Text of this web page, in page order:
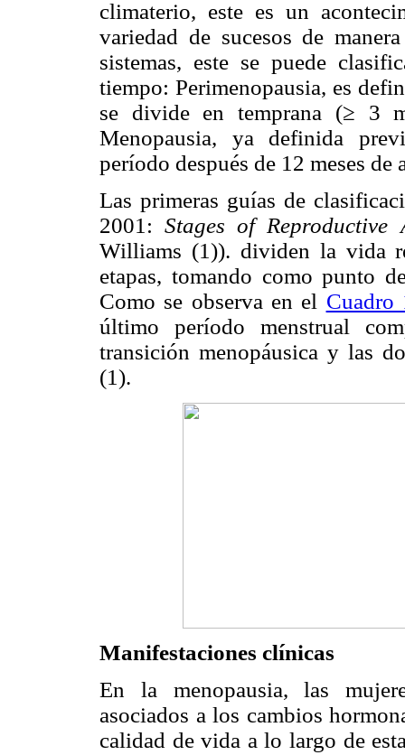
climaterio, este es un
variedad de sucesos de
sistemas, este se puede
tiempo: Perimenopausia, es
se divide en temprana (≥ 3
Menopausia, ya definida
período después de 12 meses
Las primeras guías de
2001:Stages of Reproductive
Williams (1)). dividen la vida
etapas, tomando como punto
Como se observa en el Cuadro
último período menstrual
transición menopáusica y las
(1).
Manifestaciones clínicas
En la menopausia, las
asociados a los cambios
calidad de vida a lo largo de